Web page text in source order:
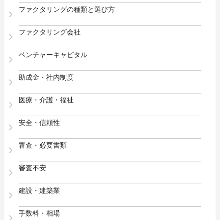
ファクタリングの種類と選び方
ファクタリング会社
ベンチャーキャピタル
助成金・社内制度
医療・介護・福祉
安全・信頼性
審査・必要書類
審査不安
建設・建築業
手数料・相場